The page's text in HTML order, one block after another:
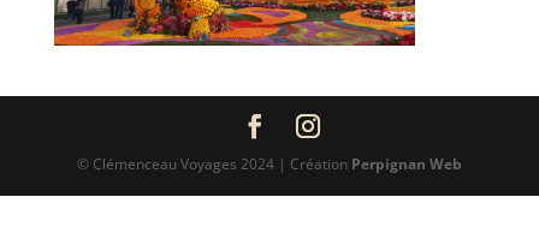
© Clémenceau Voyages 2024 | Création Perpignan Web